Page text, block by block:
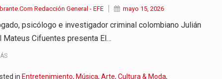
años de soledad de Gabriel…
por Dago García cuenta…
presenta una nueva edición…
en Bogotá con un…
Redacción General - EFE mayo 15, 2026
psicólogo e investigador criminal colombiano Julián
Mateus Cifuentes presenta El…
in Entretenimiento, Música, Arte, Cultura & Moda,